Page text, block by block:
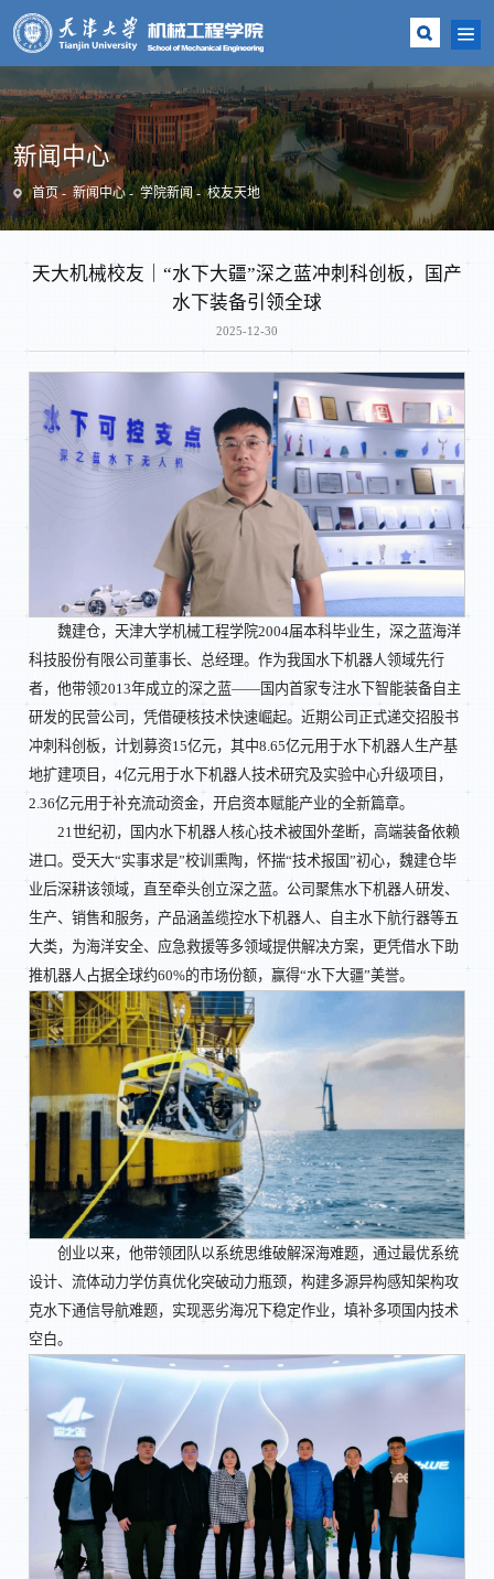
新闻中心
首页 新闻中心 学院新闻 校友天地
天大机械校友｜“水下大疆”深之蓝冲刺科创板，国产
水下装备引领全球
2025-12-30
魏建仓，天津大学机械工程学院2004届本科毕业生，深之蓝海洋
科技股份有限公司董事长、总经理。作为我国水下机器人领域先行
者，他带领2013年成立的深之蓝——国内首家专注水下智能装备自主
研发的民营公司，凭借硬核技术快速崛起。近期公司正式递交招股书
冲刺科创板，计划募资15亿元，其中8.65亿元用于水下机器人生产基
地扩建项目，4亿元用于水下机器人技术研究及实验中心升级项目，
2.36亿元用于补充流动资金，开启资本赋能产业的全新篇章。
21世纪初，国内水下机器人核心技术被国外垄断，高端装备依赖
进口。受天大“实事求是”校训熏陶，怀揣“技术报国”初心，魏建仓毕
业后深耕该领域，直至牵头创立深之蓝。公司聚焦水下机器人研发、
生产、销售和服务，产品涵盖缆控水下机器人、自主水下航行器等五
大类，为海洋安全、应急救援等多领域提供解决方案，更凭借水下助
推机器人占据全球约60%的市场份额，赢得“水下大疆”美誉。
创业以来，他带领团队以系统思维破解深海难题，通过最优系统
设计、流体动力学仿真优化突破动力瓶颈，构建多源异构感知架构攻
克水下通信导航难题，实现恶劣海况下稳定作业，填补多项国内技术
空白。